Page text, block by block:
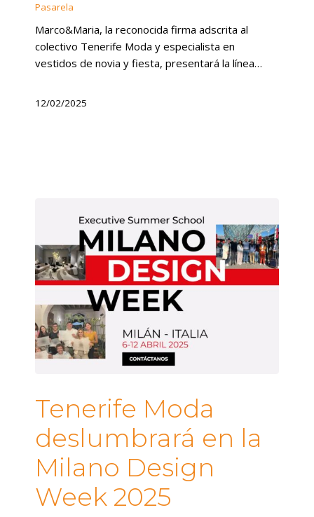
Pasarela
Marco&Maria, la reconocida firma adscrita al
colectivo Tenerife Moda y especialista en
vestidos de novia y fiesta, presentará la línea…
12/02/2025
Tenerife Moda
deslumbrará en la
Milano Design
Week 2025